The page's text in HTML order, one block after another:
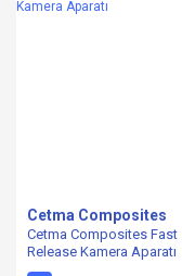
Cetma Composites
Cetma Composites Fast
Release Kamera Aparatı